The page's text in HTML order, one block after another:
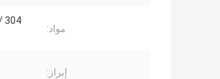
مواد:
إبراز: